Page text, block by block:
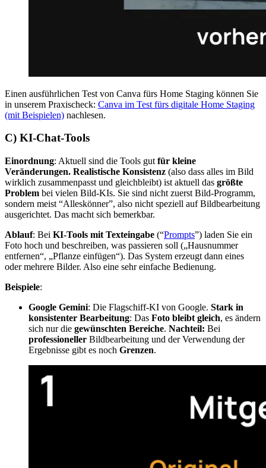
Einen ausführlichen Test von Canva fürs Home Staging können Sie
in unserem Praxischeck: Canva im Test fürs digitale Home Staging
(mit Beispielen) nachlesen.
C) KI-Chat-Tools
Einordnung: Aktuell sind die Tools gut für kleine
Veränderungen. Realistische Konsistenz (also dass alles im Bild
wirklich zusammenpasst und gleichbleibt) ist aktuell das größte
Problem bei vielen Bild-KIs. Sie sind nicht zuerst Bild-Programm,
sondern meist “Alleskönner”, also nicht speziell auf Bildbearbeitung
ausgerichtet. Das macht sich bemerkbar.
Ablauf: Bei KI-Tools mit Texteingabe (“Prompts”) laden Sie ein
Foto hoch und beschreiben, was passieren soll („Hausnummer
entfernen“, „Pflanze einfügen“). Das System erzeugt dann eines
oder mehrere Bilder. Also eine sehr einfache Bedienung.
Beispiele:
Google Gemini: Die Flag­schiff-KI von Google. Stark in
konsistenter Bearbeitung: Das Foto bleibt gleich, es ändern
sich nur die gewünschten Bereiche. Nachteil: Bei
professioneller Bildbearbeitung und der Verwendung der
Ergebnisse gibt es noch Grenzen.